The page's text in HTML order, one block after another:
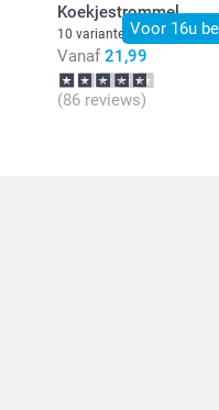
Voor 16u
Koekjestrommel
10 varianten
Vanaf 21,99
(86 reviews)